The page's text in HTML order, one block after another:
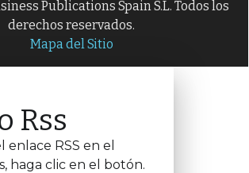
Publications Spain S.L. Todos los
derechos reservados.
Mapa del Sitio
Rss
enlace RSS en el
haga clic en el botón.